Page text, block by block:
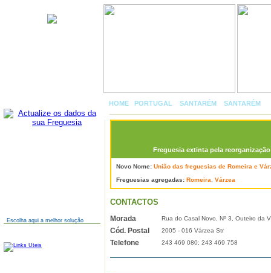
Escolha aqui a melhor solução
HOME PORTUGAL SANTARÉM SANTARÉM
Freguesia extinta pela
Novo Nome: União das freguesias de Romeira e
Freguesias agregadas: Romeira Várzea
CONTACTOS
Morada Rua do Casal Novo, Nº 3, Outeiro da
Cód. Postal 2005 - 016 Várzea Str
Telefone 243 469 080; 243 469 758